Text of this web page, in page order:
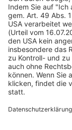
gulden
Jean-
55126
06131
Kontakt